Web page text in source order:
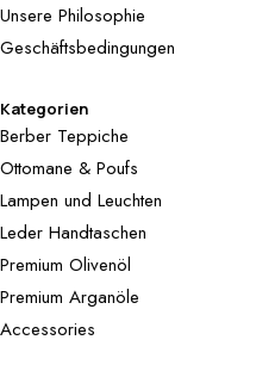
Unsere Philosophie
Geschäftsbedingungen
Kategorien
Berber Teppiche
Ottomane & Poufs
Lampen und Leuchten
Leder Handtaschen
Premium Olivenöl
Premium Arganöle
Accessories